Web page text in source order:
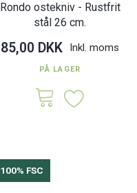
Rondo ostekniv - Rustfrit
stål 26 cm.
85,00 DKK Inkl. moms
PÅ LAGER
100% FSC